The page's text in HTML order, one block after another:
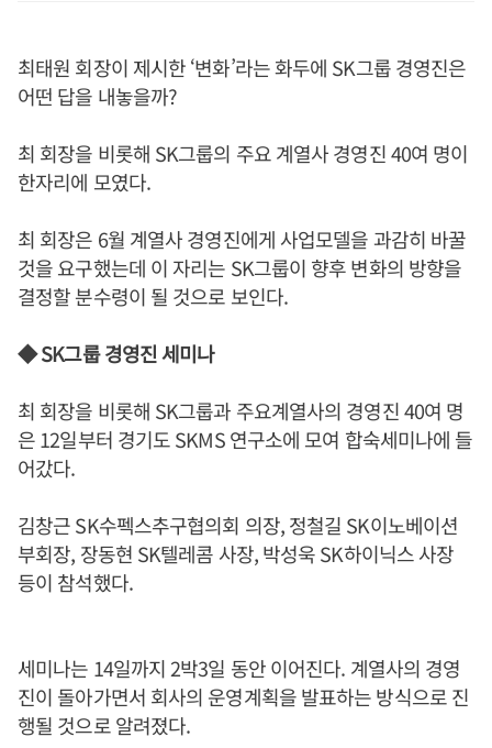
최태원 회장이 제시한 ‘변화’라는 화두에 SK그룹 경영진은
어떤 답을 내놓을까?
최 회장을 비롯해 SK그룹의 주요 계열사 경영진 40여 명이
한자리에 모였다.
최 회장은 6월 계열사 경영진에게 사업모델을 과감히 바꿀
것을 요구했는데 이 자리는 SK그룹이 향후 변화의 방향을
결정할 분수령이 될 것으로 보인다.
◆ SK그룹 경영진 세미나
최 회장을 비롯해 SK그룹과 주요계열사의 경영진 40여 명
은 12일부터 경기도 SKMS 연구소에 모여 합숙세미나에 들
어갔다.
김창근 SK수펙스추구협의회 의장, 정철길 SK이노베이션
부회장, 장동현 SK텔레콤 사장, 박성욱 SK하이닉스 사장
등이 참석했다.
세미나는 14일까지 2박3일 동안 이어진다. 계열사의 경영
진이 돌아가면서 회사의 운영계획을 발표하는 방식으로 진
행될 것으로 알려졌다.